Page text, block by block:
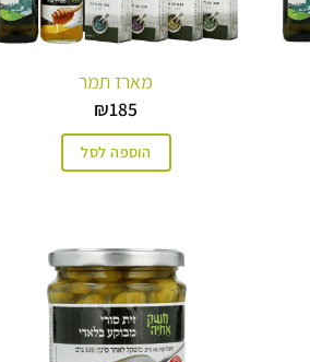
מארז תמר
₪185
הוספה לסל